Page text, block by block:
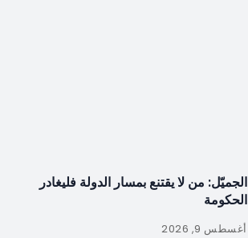
الجميّل: من لا يقتنع بمسار الدولة فليغادر
الحكومة
أغسطس 9, 2026